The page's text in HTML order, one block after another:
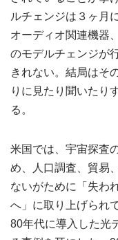
ルチェンジは３ヶ月
オーディオ関連機器
のモデルチェンジが
きれない。結局はそ
りに見たり聞いたり
る。
米国では、宇宙探査
め、人口調査、貿易
ないがために「失わ
へ」に取り上げられ
80年代に導入した光